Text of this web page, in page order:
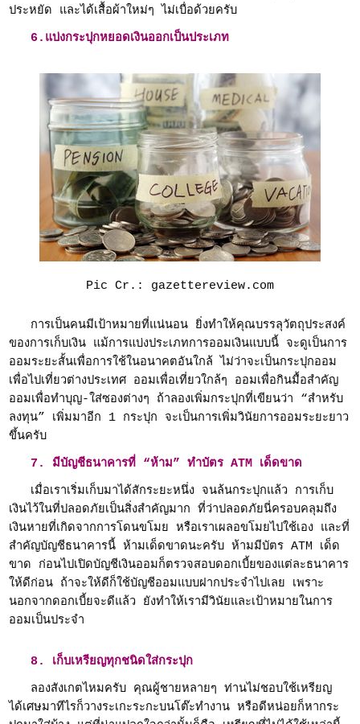
ประหยัด และได้เสื้อผ้าใหม่ๆ ไม่เบื่อด้วยครับ
6.แบ่งกระปุกหยอดเงินออกเป็นประเภท
Pic Cr.: gazettereview.com
การเป็นคนมีเป้าหมายที่แน่นอน ยิ่งทำให้คุณบรรลุวัตถุประสงค์
ของการเก็บเงิน แม้การแบ่งประเภทการออมเงินแบบนี้ จะดูเป็นการ
ออมระยะสั้นเพื่อการใช้ในอนาคตอันใกล้ ไม่ว่าจะเป็นกระปุกออม
เพื่อไปเที่ยวต่างประเทศ ออมเพื่อเที่ยวใกล้ๆ ออมเพื่อกินมื้อสำคัญ
ออมเพื่อทำบุญ-ใส่ซองต่างๆ ถ้าลองเพิ่มกระปุกที่เขียนว่า “สำหรับ
ลงทุน” เพิ่มมาอีก 1 กระปุก จะเป็นการเพิ่มวินัยการออมระยะยาว
ขึ้นครับ
7. มีบัญชีธนาคารที่ “ห้าม” ทำบัตร ATM เด็ดขาด
เมื่อเราเริ่มเก็บมาได้สักระยะหนึ่ง จนล้นกระปุกแล้ว การเก็บ
เงินไว้ในที่ปลอดภัยเป็นสิ่งสำคัญมาก ที่ว่าปลอดภัยนี่ครอบคลุมถึง
เงินหายที่เกิดจากการโดนขโมย หรือเราเผลอขโมยไปใช้เอง และที่
สำคัญบัญชีธนาคารนี้ ห้ามเด็ดขาดนะครับ ห้ามมีบัตร ATM เด็ด
ขาด ก่อนไปเปิดบัญชีเงินออมก็ตรวจสอบดอกเบี้ยของแต่ละธนาคาร
ให้ดีก่อน ถ้าจะให้ดีก็ใช้บัญชีออมแบบฝากประจำไปเลย เพราะ
นอกจากดอกเบี้ยจะดีแล้ว ยังทำให้เรามีวินัยและเป้าหมายในการ
ออมเป็นประจำ
8. เก็บเหรียญทุกชนิดใส่กระปุก
ลองสังเกตไหมครับ คุณผู้ชายหลายๆ ท่านไม่ชอบใช้เหรียญ
ได้เศษมาทีไรก็วางระเกะระกะบนโต๊ะทำงาน หรือดีหน่อยก็หากระ